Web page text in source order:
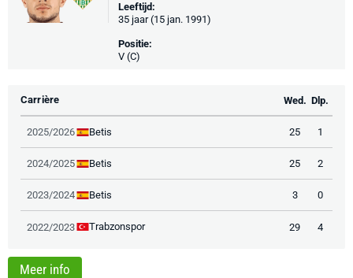
Leeftijd:
35 jaar (15 jan. 1991)
Positie:
V (C)
Carrière Wed. Dlp.
2025/2026 Betis 25 1
2024/2025 Betis 25 2
2023/2024 Betis 3 0
2022/2023 Trabzonspor 29 4
Meer info